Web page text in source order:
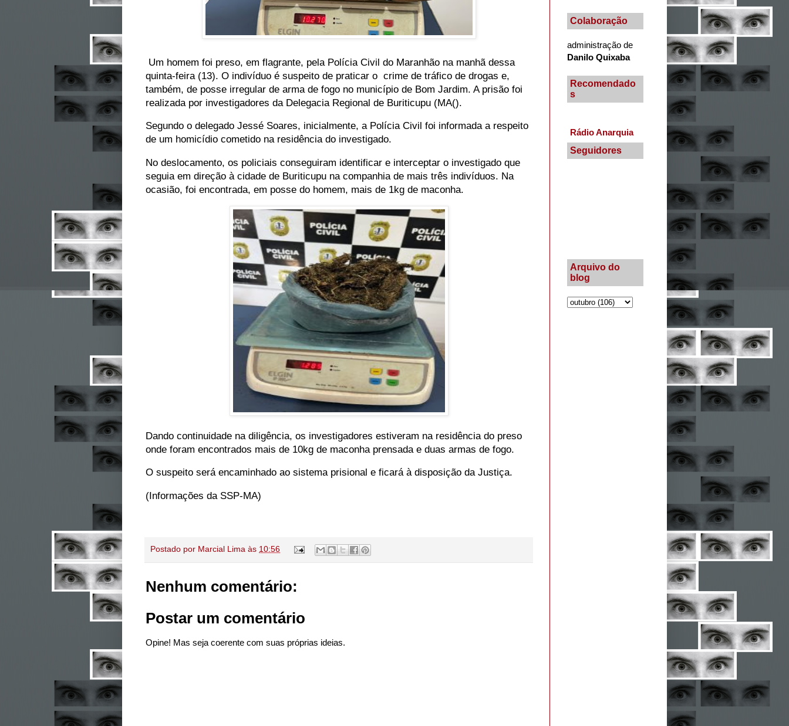
Um homem foi preso, em flagrante, pela Polícia Civil do Maranhão na manhã dessa
quinta-feira (13). O indivíduo é suspeito de praticar o crime de tráfico de drogas e,
também, de posse irregular de arma de fogo no município de Bom Jardim. A prisão foi
realizada por investigadores da Delegacia Regional de Buriticupu (MA().
Segundo o delegado Jessé Soares, inicialmente, a Polícia Civil foi informada a respeito
de um homicídio cometido na residência do investigado.
No deslocamento, os policiais conseguiram identificar e interceptar o investigado que
seguia em direção à cidade de Buriticupu na companhia de mais três indivíduos. Na
ocasião, foi encontrada, em posse do homem, mais de 1kg de maconha.
Dando continuidade na diligência, os investigadores estiveram na residência do preso
onde foram encontrados mais de 10kg de maconha prensada e duas armas de fogo.
O suspeito será encaminhado ao sistema prisional e ficará à disposição da Justiça.
(Informações da SSP-MA)
Postado por Marcial Lima às 10:56
Nenhum comentário:
Postar um comentário
Opine! Mas seja coerente com suas próprias ideias.
Colaboração
administração de
Danilo Quixaba
Recomendado
s
Rádio Anarquia
Seguidores
Arquivo do
blog